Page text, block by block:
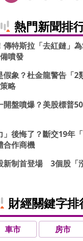
熱門新聞排
傳特斯拉「去紅鏈」
噴發
假象？杜金龍警告「
略
開盤噴爆？美股標普
」後悔了？斷交19年
作商機
新制首登場 3個股「
財經關鍵字排
車市 房市